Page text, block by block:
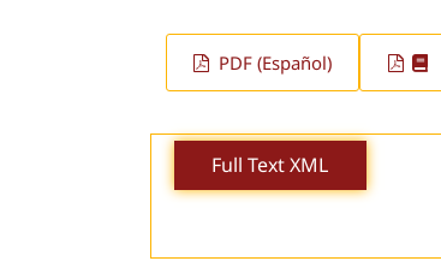
PDF (Español)
Full Text XML